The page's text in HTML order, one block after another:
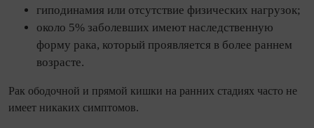
гиподинамия или отсутствие физических нагрузок;
около 5% заболевших имеют наследственную
форму рака, который проявляется в более раннем
возрасте.
Рак ободочной и прямой кишки на ранних стадиях часто не
имеет никаких симптомов.